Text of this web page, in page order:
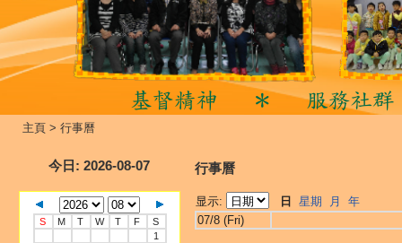
主頁 > 行事曆
今日 : 2026-08-07
S M T W T F
S
1
行事曆
显示: 日 星期 月
年
07/8 (Fri)